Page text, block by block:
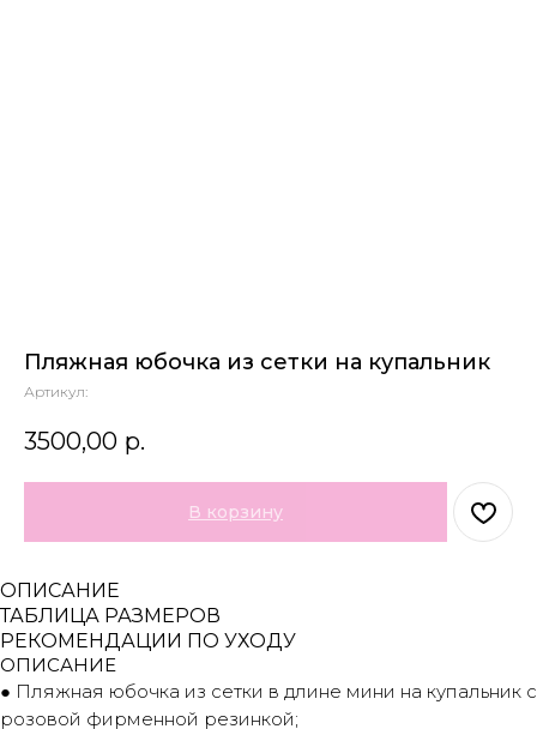
Пляжная юбочка из сетки на купальник
Артикул:
3500,00 р.
В корзину
ОПИСАНИЕ
ТАБЛИЦА РАЗМЕРОВ
РЕКОМЕНДАЦИИ ПО УХОДУ
ОПИСАНИЕ
● Пляжная юбочка из сетки в длине мини на купальник с
розовой фирменной резинкой;